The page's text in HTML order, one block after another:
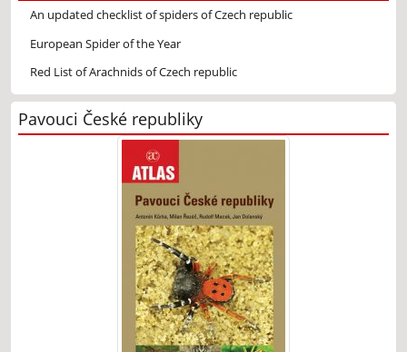
An updated checklist of spiders of Czech republic
European Spider of the Year
Red List of Arachnids of Czech republic
Pavouci České republiky